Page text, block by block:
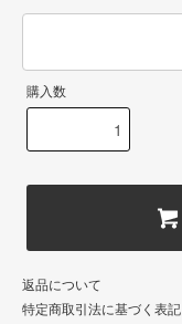
購入数
返品について
特定商取引法に基づく表記